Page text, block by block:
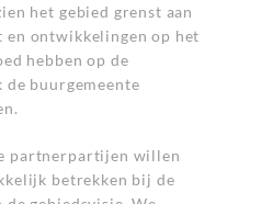
het gebied grenst aan
en ontwikkelingen op het
hebben op de
de buurgemeente
partnerpartijen willen
betrekken bij de